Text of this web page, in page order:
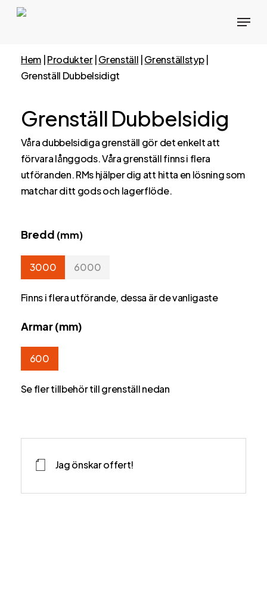
Skip
content
Menu
Hem |Produkter|Grenställ |Grenställstyp|
Grenställ Dubbelsidigt
Grenställ Dubbelsidig
Våra dubbelsidiga grenställ gör det enkelt att
förvara långgods. Våra grenställ finns i flera
utföranden. RMs hjälper dig att hitta en lösning som
matchar ditt gods och lagerflöde.
Bredd (mm)
3000 6000
Finns i flera utförande, dessa är de vanligaste
Armar (mm)
600
Se fler tillbehör till grenställ nedan
Jag önskar offert!